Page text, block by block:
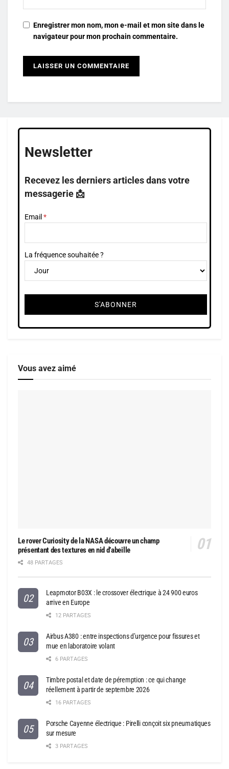
Enregistrer mon nom, mon e-mail et mon site dans le
navigateur pour mon prochain commentaire.
Newsletter
Recevez les derniers articles dans votre
messagerie 📩
Email
La fréquence souhaitée ?
Vous avez aimé
Le rover Curiosity de la NASA découvre un champ
présentant des textures en nid d’abeille
48 PARTAGES
Leapmotor B03X : le crossover électrique à 24 900 euros
arrive en Europe
12 PARTAGES
Airbus A380 : entre inspections d’urgence pour fissures et
mue en laboratoire volant
6 PARTAGES
Timbre postal et date de péremption : ce qui change
réellement à partir de septembre 2026
16 PARTAGES
Porsche Cayenne électrique : Pirelli conçoit six pneumatiques
sur mesure
3 PARTAGES